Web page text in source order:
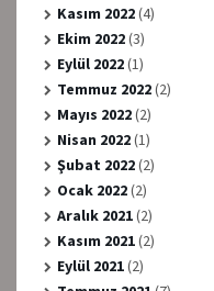
Kasım 2022(4)
Ekim 2022(3)
Eylül 2022(1)
Temmuz 2022(2)
Mayıs 2022(2)
Nisan 2022(1)
Şubat 2022(2)
Ocak 2022(2)
Aralık 2021(2)
Kasım 2021(2)
Eylül 2021(2)